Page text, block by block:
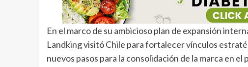
En el marco de su ambicioso plan de expansión
Landking visitó Chile para fortalecer vínculos
nuevos pasos para la consolidación de la marca en el